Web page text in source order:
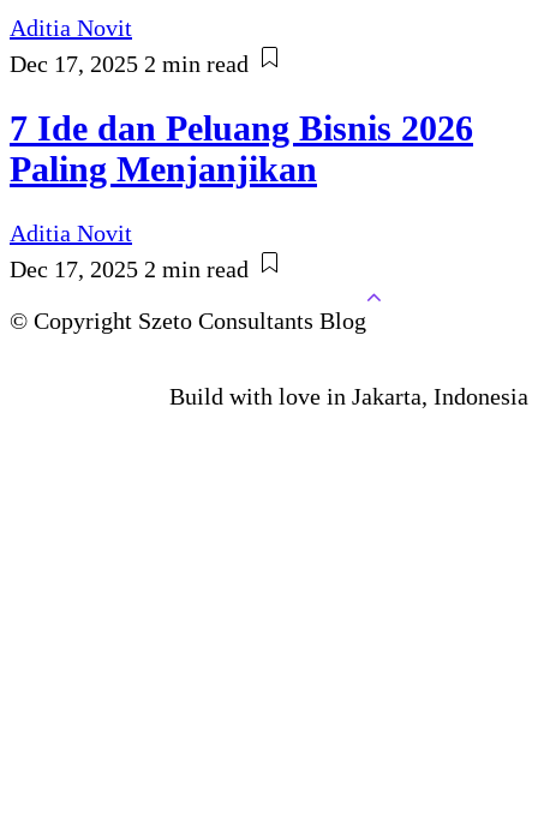
Aditia Novit
Dec 17, 2025 2 min read
7 Ide dan Peluang Bisnis 2026
Paling Menjanjikan
Aditia Novit
Dec 17, 2025 2 min read
© Copyright Szeto Consultants Blog
Build with love in Jakarta, Indonesia